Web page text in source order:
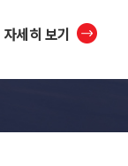
자세히 보기